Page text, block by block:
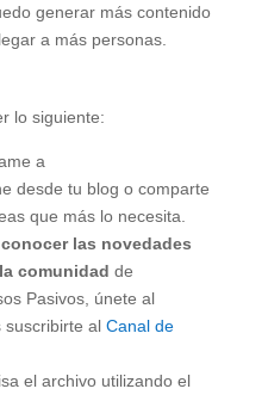
generar más contenido
a más personas.
lo siguiente:
a
desde tu blog o comparte
que más lo necesita.
conocer las novedades
comunidad de
Pasivos, únete al
suscribirte al Canal de
el archivo utilizando el